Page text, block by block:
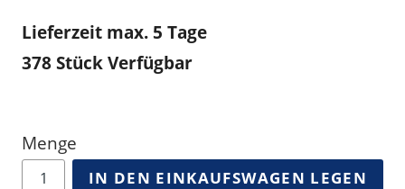
Lieferzeit max. 5 Tage
378Stück Verfügbar
Menge
IN DEN EINKAUFSWAGEN LEGEN